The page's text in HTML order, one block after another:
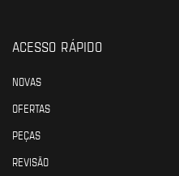
ACESSO RÁPIDO
NOVAS
OFERTAS
PEÇAS
REVISÃO